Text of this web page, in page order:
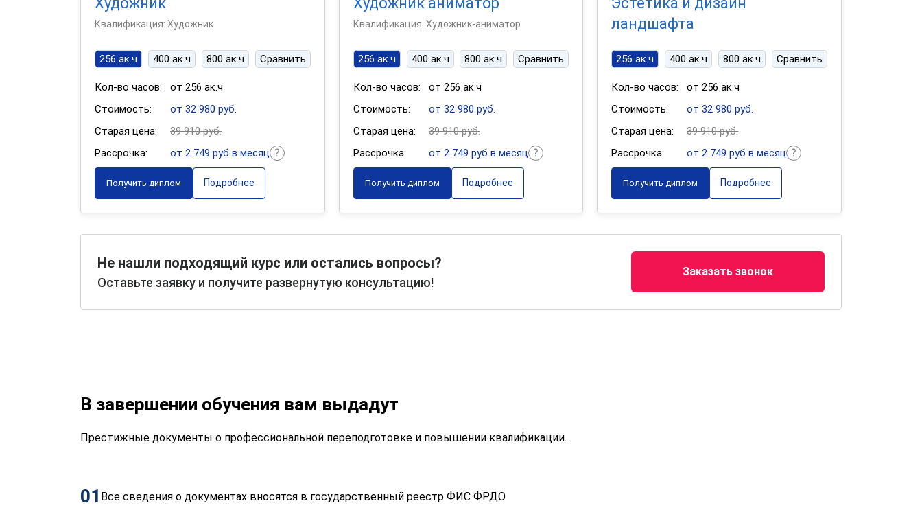
Квалификация: Художник
256 ак.ч 400 ак.ч 800 ак.ч Сравнить
Кол-во часов:
от 256 ак.ч
Стоимость:
от 32 980 руб.
Старая цена:
39 910 руб.
Рассрочка:
от 2 749 руб в месяц
Получить диплом Подробнее
Квалификация: Художник-аниматор
256 ак.ч 400 ак.ч 800 ак.ч Сравнить
Кол-во часов:
от 256 ак.ч
Стоимость:
от 32 980 руб.
Старая цена:
39 910 руб.
Рассрочка:
от 2 749 руб в месяц
Получить диплом Подробнее
ландшафта
256 ак.ч 400 ак.ч 800 ак.ч Сравнить
Кол-во часов:
от 256 ак.ч
Стоимость:
от 32 980 руб.
Старая цена:
39 910 руб.
Рассрочка:
от 2 749 руб в месяц
Получить диплом Подробнее
Не нашли подходящий курс или остались вопросы?
Оставьте заявку и получите развернутую консультацию!
Заказать звонок
В завершении обучения вам выдадут
Престижные документы о профессиональной переподготовке и повышении квалификации.
01 Все сведения о документах вносятся в государственный реестр ФИС ФРДО